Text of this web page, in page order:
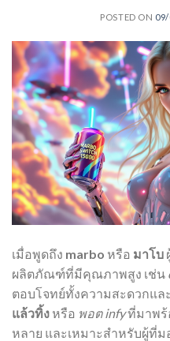
POSTED ON
เมื่อพูดถึง marbo หรือ มาโบ
ผลิตภัณฑ์ที่มีคุณภาพสูง เช่น
ตอบโจทย์ทั้งความสะดวกแล
แล้วทิ้ง หรือ พอต infyที่มาพร้
หลาย และเหมาะสำหรับผู้ที่